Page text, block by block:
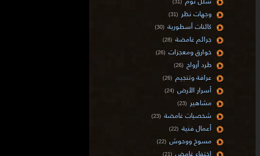
(31)
وجهات نظر (31)
كائنات أسطورية (30)
جرائم غامضة (28)
خوارق ومعجزات (26)
طرد أرواح (26)
عرافة وتنجيم (26)
أسرار الأرض (24)
مشاهير (23)
شخصيات غامضة (23)
أعمال فنية (22)
مسوخ ووحوش (22)
اختفاء غامض (21)